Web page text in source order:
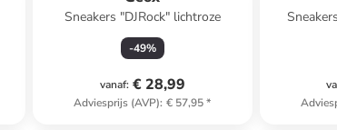
Sneakers "DJRock" lichtroze
-49%
vanaf: € 28,99
Adviesprijs (AVP): € 57,95*